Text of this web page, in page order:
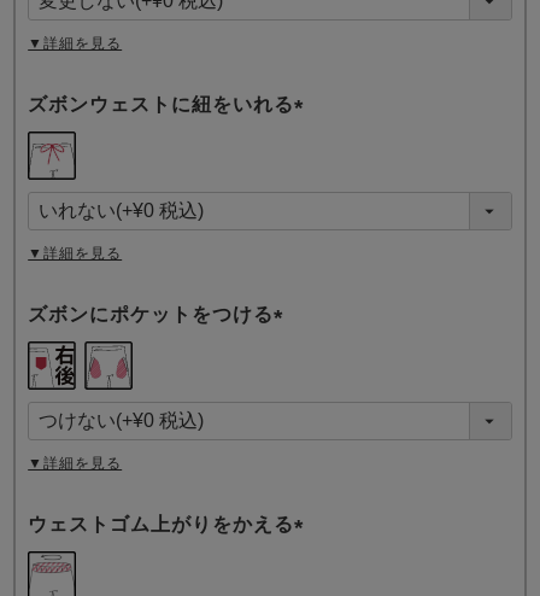
)
▼詳細を見る
ズボンウェストに紐をいれる
須
)
▼詳細を見る
ズボンにポケットをつける
須
)
▼詳細を見る
ウェストゴム上がりをかえる